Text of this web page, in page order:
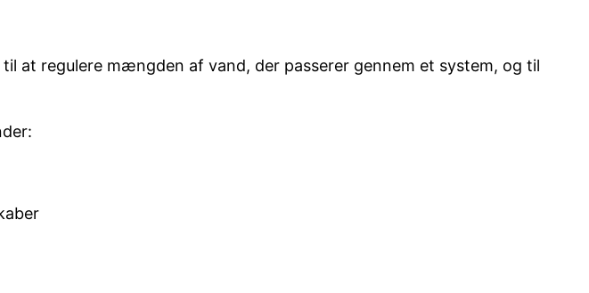
at regulere mængden af vand, der passerer gennem et system, og til